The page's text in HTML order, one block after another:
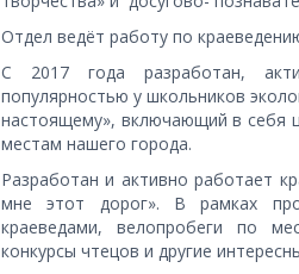
Отдел ведёт работу по
С 2017 года разработан,
популярностью у школьников
настоящему», включающий в себя
местам нашего города.
Разработан и активно работает
мне этот дорог». В рамках
краеведами, велопробеги по
конкурсы чтецов и другие